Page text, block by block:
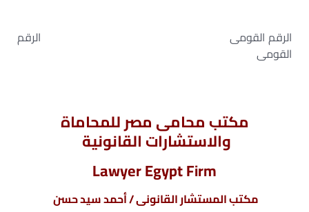
الرقم القومى الرقم
القومى
مكتب محامى مصر للمحاماة
والاستشارات القانونية
Lawyer Egypt Firm
مكتب المستشار القانونى / أحمد سيد حسن